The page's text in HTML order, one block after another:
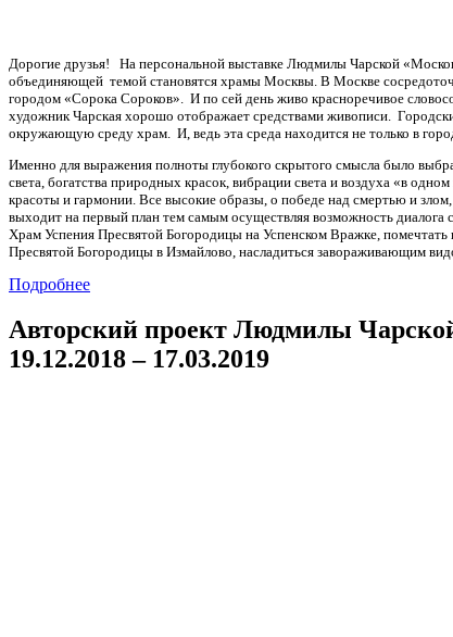
Дорогие друзья! На персональной выставке Людмилы Чарской
объединяющей темой становятся храмы Москвы. В Москве
городом «Сорока Сороков». И по сей день живо красноречивое
художник Чарская хорошо отображает средствами живописи.
окружающую среду храм. И, ведь эта среда находится не только в
Именно для выражения полноты глубокого скрытого смысла было
света, богатства природных красок, вибрации света и воздуха «в
красоты и гармонии. Все высокие образы, о победе над смертью и
выходит на первый план тем самым осуществляя возможность диалога
Храм Успения Пресвятой Богородицы на Успенском Вражке,
Пресвятой Богородицы в Измайлово, насладиться завораживающим
Подробнее
Авторский проект Людмилы
19.12.2018 – 17.03.2019